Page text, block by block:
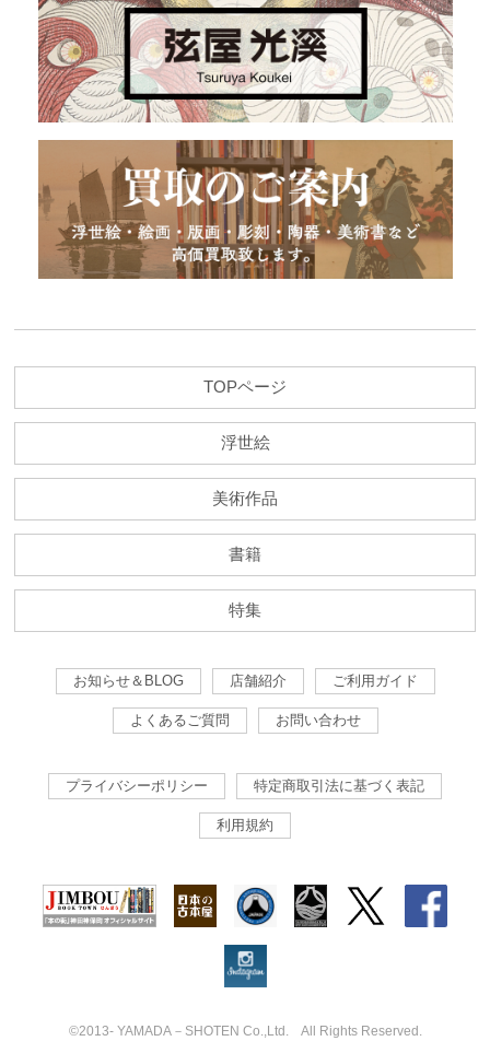
TOPページ
浮世絵
美術作品
書籍
特集
お知らせ＆BLOG 店舗紹介 ご利用ガイド
よくあるご質問 お問い合わせ
プライバシーポリシー 特定商取引法に基づく表記
利用規約
©2013- YAMADA－SHOTEN Co.,Ltd. All Rights Reserved.